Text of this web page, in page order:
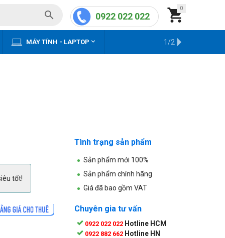
0

0922 022 022

MÁY TÍNH - LAPTOP  KHO HÀNG CŨ
1/2
tốt!
Tình trạng sản phẩm
Sản phẩm mới 100%
Sản phẩm chính hãng
Giá đã bao gồm VAT
Chuyên gia tư vấn
0922 022 022 Hotline HCM
0922 882 662 Hotline HN